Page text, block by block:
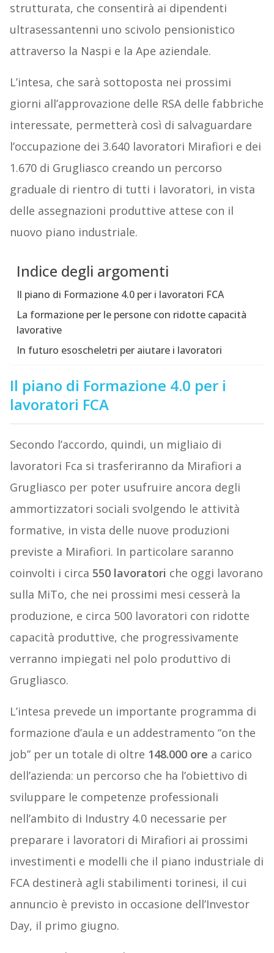
strutturata, che consentirà ai dipendenti
ultrasessantenni uno scivolo pensionistico
attraverso la Naspi e la Ape aziendale.
L’intesa, che sarà sottoposta nei prossimi
giorni all’approvazione delle RSA delle fabbriche
interessate, permetterà così di salvaguardare
l’occupazione dei 3.640 lavoratori Mirafiori e dei
1.670 di Grugliasco creando un percorso
graduale di rientro di tutti i lavoratori, in vista
delle assegnazioni produttive attese con il
nuovo piano industriale.
Indice degli argomenti
Il piano di Formazione 4.0 per i lavoratori FCA
La formazione per le persone con ridotte capacità
lavorative
In futuro esoscheletri per aiutare i lavoratori
Il piano di Formazione 4.0 per i
lavoratori FCA
Secondo l’accordo, quindi, un migliaio di
lavoratori Fca si trasferiranno da Mirafiori a
Grugliasco per poter usufruire ancora degli
ammortizzatori sociali svolgendo le attività
formative, in vista delle nuove produzioni
previste a Mirafiori. In particolare saranno
coinvolti i circa 550 lavoratori che oggi lavorano
sulla MiTo, che nei prossimi mesi cesserà la
produzione, e circa 500 lavoratori con ridotte
capacità produttive, che progressivamente
verranno impiegati nel polo produttivo di
Grugliasco.
L’intesa prevede un importante programma di
formazione d’aula e un addestramento “on the
job” per un totale di oltre 148.000 ore a carico
dell’azienda: un percorso che ha l’obiettivo di
sviluppare le competenze professionali
nell’ambito di Industry 4.0 necessarie per
preparare i lavoratori di Mirafiori ai prossimi
investimenti e modelli che il piano industriale di
FCA destinerà agli stabilimenti torinesi, il cui
annuncio è previsto in occasione dell’Investor
Day, il primo giugno.